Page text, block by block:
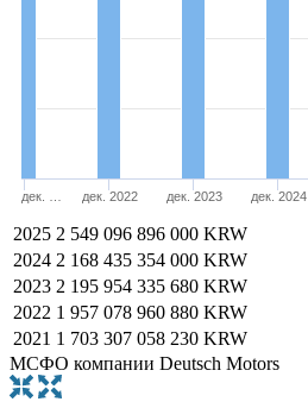
дек. … дек. 2022 дек. 2023 дек. 2024
2025 2 549 096 896 000 KRW
2024 2 168 435 354 000 KRW
2023 2 195 954 335 680 KRW
2022 1 957 078 960 880 KRW
2021 1 703 307 058 230 KRW
МСФО компании Deutsch Motors